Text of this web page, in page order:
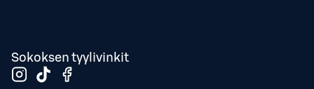
Sokoksen tyylivinkit